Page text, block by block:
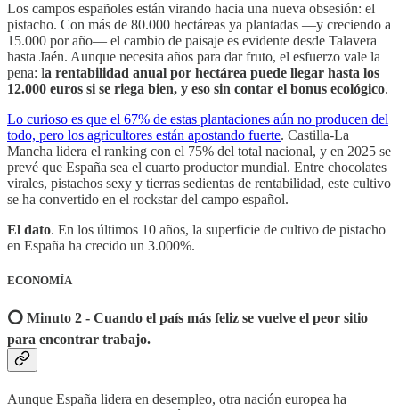
Los campos españoles están virando hacia una nueva obsesión: el
pistacho. Con más de 80.000 hectáreas ya plantadas —y creciendo a
15.000 por año— el cambio de paisaje es evidente desde Talavera
hasta Jaén. Aunque necesita años para dar fruto, el esfuerzo vale la
pena: la rentabilidad anual por hectárea puede llegar hasta los
12.000 euros si se riega bien, y eso sin contar el bonus ecológico.
Lo curioso es que el 67% de estas plantaciones aún no producen del
todo, pero los agricultores están apostando fuerte. Castilla-La
Mancha lidera el ranking con el 75% del total nacional, y en 2025 se
prevé que España sea el cuarto productor mundial. Entre chocolates
virales, pistachos sexy y tierras sedientas de rentabilidad, este cultivo
se ha convertido en el rockstar del campo español.
El dato. En los últimos 10 años, la superficie de cultivo de pistacho
en España ha crecido un 3.000%.
ECONOMÍA
⭕️ Minuto 2 - Cuando el país más feliz se vuelve el peor sitio
para encontrar trabajo.
Aunque España lidera en desempleo, otra nación europea ha